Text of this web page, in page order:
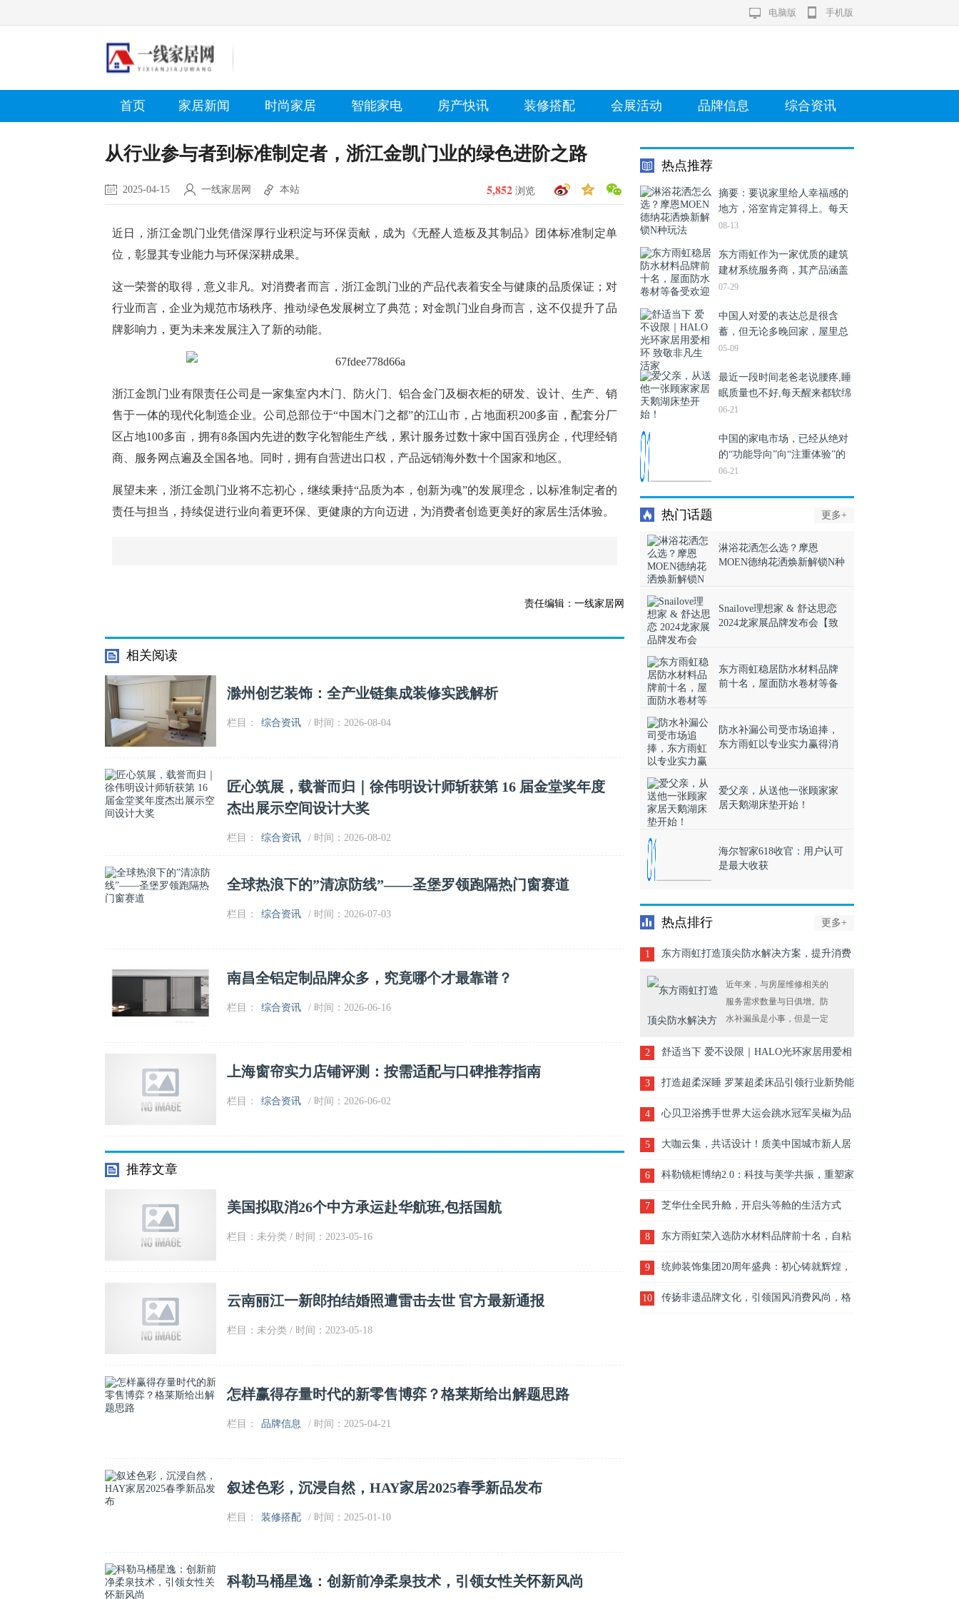
电脑版 手机版
首页 家居新闻 时尚家居 智能家电 房产快讯 装修搭配 会展活动 品牌信息 综合资讯
从行业参与者到标准制定者，浙江金凯门业的绿色进阶之路
2025-04-15 一线家居网 本站 5,852 浏览
近日，浙江金凯门业凭借深厚行业积淀与环保贡献，成为《无醛人造板及其制品》团体标准制定单
位，彰显其专业能力与环保深耕成果。
这一荣誉的取得，意义非凡。对消费者而言，浙江金凯门业的产品代表着安全与健康的品质保证；对
行业而言，企业为规范市场秩序、推动绿色发展树立了典范；对金凯门业自身而言，这不仅提升了品
牌影响力，更为未来发展注入了新的动能。
浙江金凯门业有限责任公司是一家集室内木门、防火门、铝合金门及橱衣柜的研发、设计、生产、销
售于一体的现代化制造企业。公司总部位于“中国木门之都”的江山市，占地面积200多亩，配套分厂
区占地100多亩，拥有8条国内先进的数字化智能生产线，累计服务过数十家中国百强房企，代理经销
商、服务网点遍及全国各地。同时，拥有自营进出口权，产品远销海外数十个国家和地区。
展望未来，浙江金凯门业将不忘初心，继续秉持“品质为本，创新为魂”的发展理念，以标准制定者的
责任与担当，持续促进行业向着更环保、更健康的方向迈进，为消费者创造更美好的家居生活体验。
责任编辑：一线家居网
相关阅读
滁州创艺装饰：全产业链集成装修实践解析
栏目： 综合资讯 / 时间：2026-08-04
匠心筑展，载誉而归｜徐伟明设计师斩获第 16 届金堂奖年度
杰出展示空间设计大奖
栏目： 综合资讯 / 时间：2026-08-02
全球热浪下的”清凉防线”——圣堡罗领跑隔热门窗赛道
栏目： 综合资讯 / 时间：2026-07-03
南昌全铝定制品牌众多，究竟哪个才最靠谱？
栏目： 综合资讯 / 时间：2026-06-16
上海窗帘实力店铺评测：按需适配与口碑推荐指南
栏目： 综合资讯 / 时间：2026-06-02
推荐文章
美国拟取消26个中方承运赴华航班,包括国航
栏目：未分类 / 时间：2023-05-16
云南丽江一新郎拍结婚照遭雷击去世 官方最新通报
栏目：未分类 / 时间：2023-05-18
怎样赢得存量时代的新零售博弈？格莱斯给出解题思路
栏目： 品牌信息 / 时间：2025-04-21
叙述色彩，沉浸自然，HAY家居2025春季新品发布
栏目： 装修搭配 / 时间：2025-01-10
科勒马桶星逸：创新前净柔泉技术，引领女性关怀新风尚
热点推荐
摘要：要说家里给人幸福感的
地方，浴室肯定算得上。每天
睁眼就是上班，回家已精疲力
澡，埋进被窝。而用上廉价的
花洒非但给不了这种……
08-13
东方雨虹作为一家优质的建筑
建材系统服务商，其产品涵盖
了多个领域，其中确实包括屋
防水涂料、瓷砖胶、美缝剂等
等，各类型产品以卓……
07-29
中国人对爱的表达总是很含
蓄，但无论多晚回家，屋里总
有一个爱你的人在牵挂。在快
意不再仅限于节日，为爱的人
打造一个舒适安心的居……
05-09
最近一段时间老爸老说腰疼,睡
眠质量也不好,每天醒来都软绵
无力,整个人的精神状态特别
不是腰肌劳损,很有可能是睡姿
不正确或床垫不……
06-21
中国的家电市场，已经从绝对
的“功能导向”向“注重体验”的
方向转变。随着消费升级而来
的“危”与“机”。 在17年前，卡
萨帝创牌并选择了一条彼时
06-21
热门话题 更多+
淋浴花洒怎么选？摩恩
MOEN德纳花洒焕新解锁N种
Snailove理想家 & 舒达思恋
2024龙家展品牌发布会【致
东方雨虹稳居防水材料品牌
前十名，屋面防水卷材等备
防水补漏公司受市场追捧，
东方雨虹以专业实力赢得消
爱父亲，从送他一张顾家家
居天鹅湖床垫开始！
海尔智家618收官：用户认可
是最大收获
热点排行 更多+
1 东方雨虹打造顶尖防水解决方案，提升消费
者满意度
近年来，与房屋维修相关的
服务需求数量与日俱增。防
水补漏虽是小事，但是一定
然，防水卷材的选择也很重
——东……
2 舒适当下 爱不设限｜HALO光环家居用爱相
环 致敬非凡生活家
3 打造超柔深睡 罗莱超柔床品引领行业新势能
4 心贝卫浴携手世界大运会跳水冠军吴椒为品
牌大使、共筑品质生活新篇章
5 大咖云集，共话设计！质美中国城市新人居
论坛圆满举办
6 科勒镜柜博纳2.0：科技与美学共振，重塑家
居梳妆新体验
7 芝华仕全民升舱，开启头等舱的生活方式
8 ​东方雨虹荣入选防水材料品牌前十名，自粘
防水卷材等受好评
9 统帅装饰集团20周年盛典：初心铸就辉煌，
共襄奋斗荣耀
10 传扬非遗品牌文化，引领国风消费风尚，格